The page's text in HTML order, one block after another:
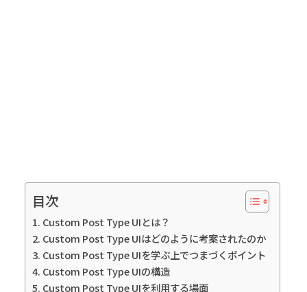
目次
Custom Post Type UIとは？
Custom Post Type UIはどのように考案されたのか
Custom Post Type UIを学ぶ上でつまづくポイント
Custom Post Type UIの構造
Custom Post Type UIを利用する場面